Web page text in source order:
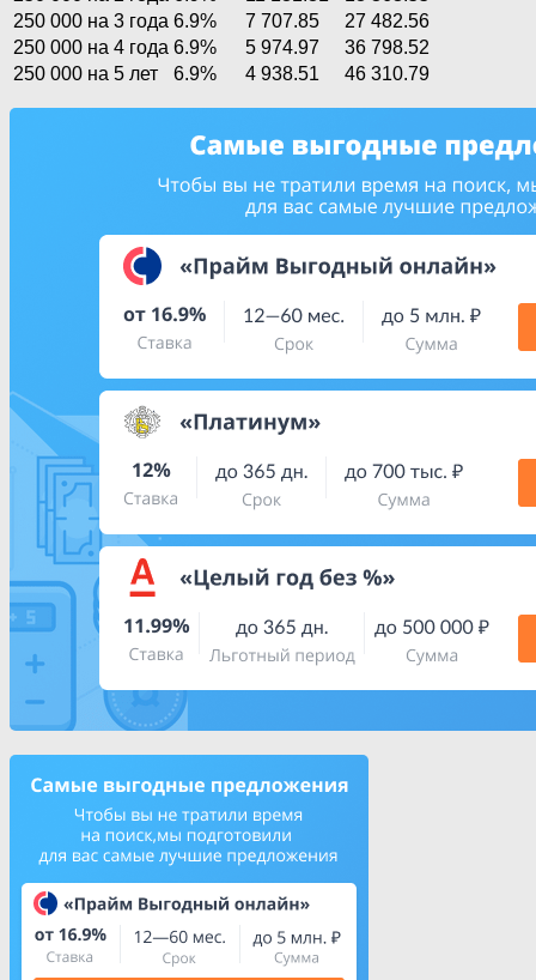
250 000 на 3 года 6.9% 7 707.85
27 482.56
250 000 на 4 года 6.9% 5 974.97
36 798.52
250 000 на 5 лет
6.9% 4 938.51 46 310.79